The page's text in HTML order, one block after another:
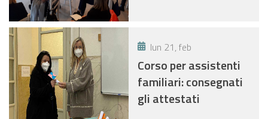
lun 21, feb
Corso per assistenti
familiari: consegnati
gli attestati